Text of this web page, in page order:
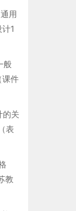
用
1
般
课件
的关
表
教